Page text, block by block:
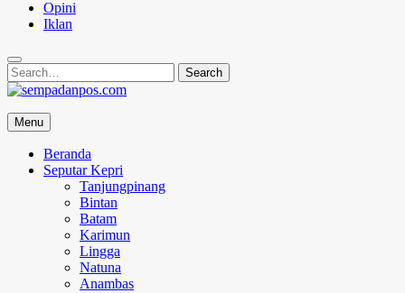
Opini
Iklan
Search
for:
Search
sempadanpos.com
Menyampaikan Berita Dengan Analisa
Menu
Beranda
Seputar Kepri
Tanjungpinang
Bintan
Batam
Karimun
Lingga
Natuna
Anambas